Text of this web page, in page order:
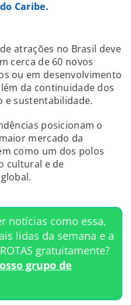
Caribe.
atrações no Brasil deve
cerca de 60 novos
ou em desenvolvimento
da continuidade dos
e sustentabilidade.
posicionam o
mercado da
como um dos polos
cultural e de
notícias como essa,
lidas da semana e a
gratuitamente?
grupo de